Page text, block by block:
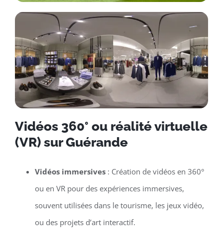
Vidéos 360° ou réalité virtuelle
(VR) sur Guérande
Vidéos immersives: Création de vidéos en 360°
ou en VR pour des expériences immersives,
souvent utilisées dans le tourisme, les jeux vidéo,
ou des projets d’art interactif.